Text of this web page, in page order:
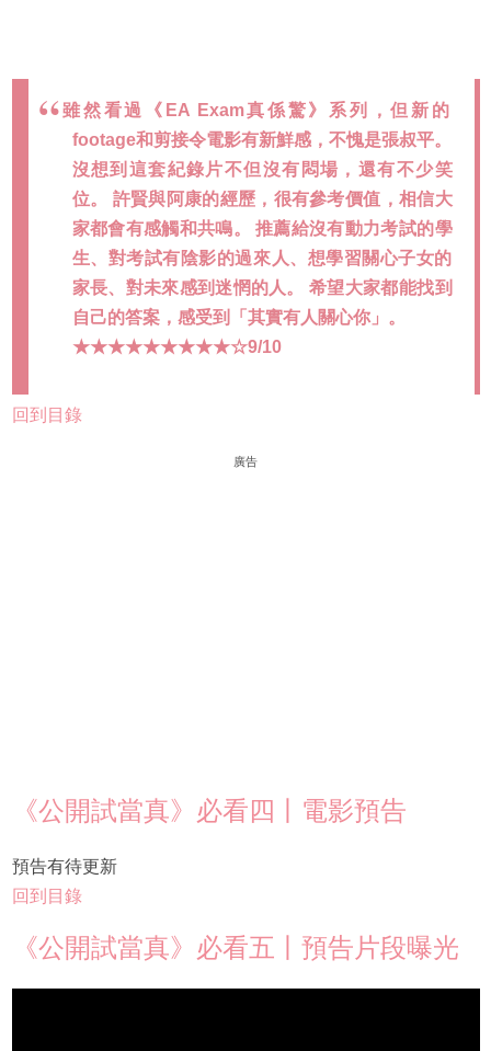
雖然看過《EA Exam真係驚》系列，但新的
footage和剪接令電影有新鮮感，不愧是張叔平。
沒想到這套紀錄片不但沒有悶場，還有不少笑
位。 許賢與阿康的經歷，很有參考價值，相信大
家都會有感觸和共鳴。 推薦給沒有動力考試的學
生、對考試有陰影的過來人、想學習關心子女的
家長、對未來感到迷惘的人。 希望大家都能找到
自己的答案，感受到「其實有人關心你」。
★★★★★★★★★☆9/10
回到目錄
廣告
《公開試當真》必看四丨電影預告
預告有待更新
回到目錄
《公開試當真》必看五丨預告片段曝光